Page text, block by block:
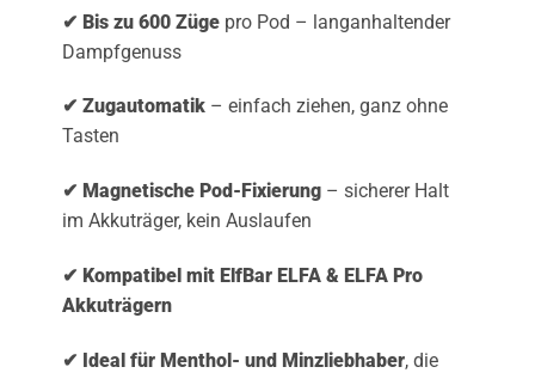
✔ Bis zu 600 Zügepro Pod – langanhaltender
Dampfgenuss
✔ Zugautomatik– einfach ziehen, ganz ohne
Tasten
✔ Magnetische Pod-Fixierung– sicherer Halt
im Akkuträger, kein Auslaufen
✔ Kompatibel mit ElfBar ELFA & ELFA Pro
Akkuträgern
✔ Ideal für Menthol- und Minzliebhaber, die